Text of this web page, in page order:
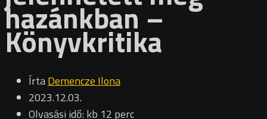
hazánkban –
Könyvkritika
ÍrtaDemencze Ilona
2023.12.03.
Olvasási idő: kb 12 perc